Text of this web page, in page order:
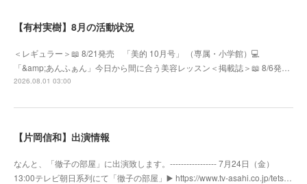
【有村実樹】8月の活動状況
＜レギュラー＞📖 8/21発売 「美的 10月号」 （専属・小学館）💻
「&amp;あんふぁん」今日から間に合う美容レッスン＜掲載誌＞📖 8/6発…
2026.08.01 03:00
【片岡信和】出演情報
なんと、「徹子の部屋」に出演致します。----------------- 7月24日（金）
13:00テレビ朝日系列にて「徹子の部屋」▶️ https://www.tv-asahi.co.jp/tets…